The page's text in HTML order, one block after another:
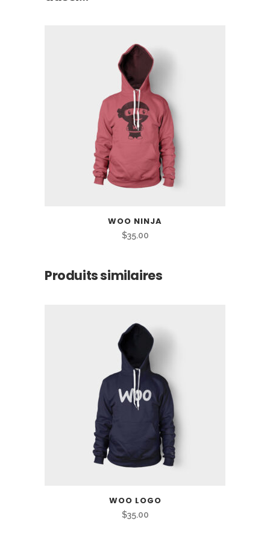
WOO NINJA
$35.00
Produits similaires
WOO LOGO
$35.00